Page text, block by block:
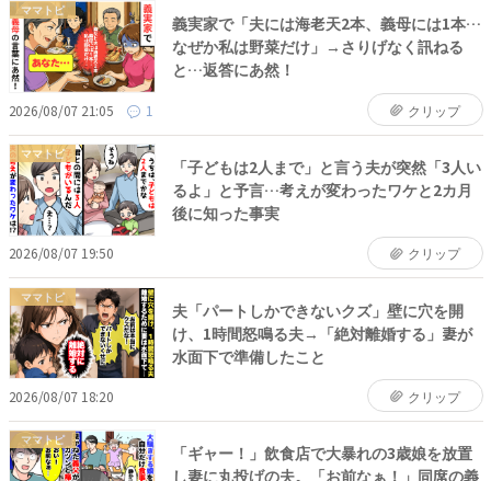
ママトピ
義実家で「夫には海老天2本、義母には1本…
なぜか私は野菜だけ」→さりげなく訊ねる
と…返答にあ然！
2026/08/07 21:05 1 クリップ
ママトピ
「子どもは2人まで」と言う夫が突然「3人い
るよ」と予言…考えが変わったワケと2カ月
後に知った事実
2026/08/07 19:50 クリップ
ママトピ
夫「パートしかできないクズ」壁に穴を開
け、1時間怒鳴る夫→「絶対離婚する」妻が
水面下で準備したこと
2026/08/07 18:20 クリップ
ママトピ
「ギャー！」飲食店で大暴れの3歳娘を放置
し妻に丸投げの夫。「お前なぁ！」同席の義